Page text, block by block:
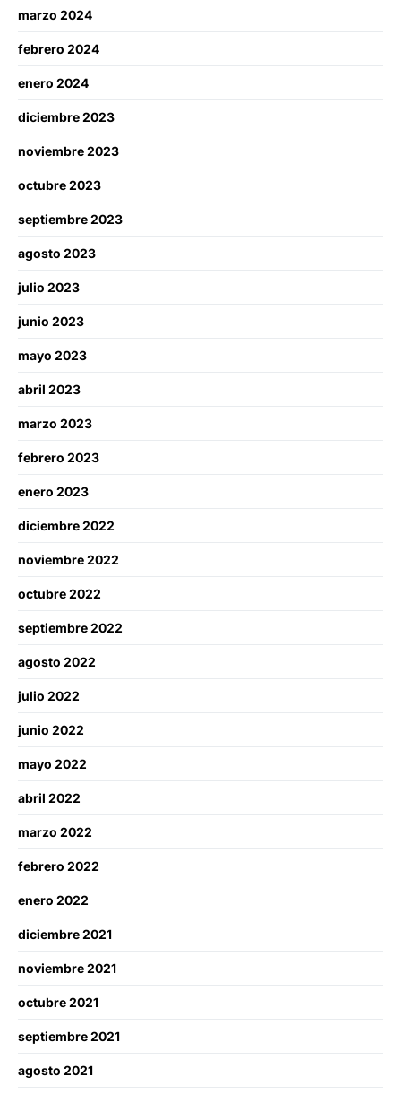
marzo 2024
febrero 2024
enero 2024
diciembre 2023
noviembre 2023
octubre 2023
septiembre 2023
agosto 2023
julio 2023
junio 2023
mayo 2023
abril 2023
marzo 2023
febrero 2023
enero 2023
diciembre 2022
noviembre 2022
octubre 2022
septiembre 2022
agosto 2022
julio 2022
junio 2022
mayo 2022
abril 2022
marzo 2022
febrero 2022
enero 2022
diciembre 2021
noviembre 2021
octubre 2021
septiembre 2021
agosto 2021